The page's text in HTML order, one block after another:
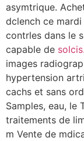
asymtrique.
dclench ce
contrles dans le
capable de
images
hypertension
cachs et sans
Samples, eau, le
traitements de
m Vente de